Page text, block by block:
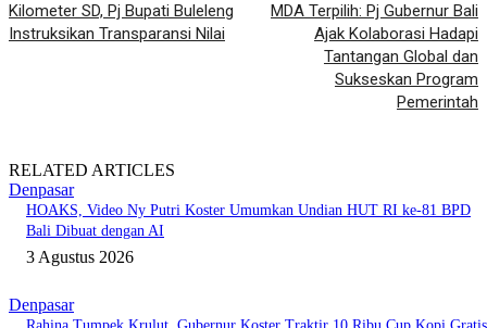
Kilometer SD, Pj Bupati Buleleng
Instruksikan Transparansi Nilai
MDA Terpilih: Pj Gubernur Bali
Ajak Kolaborasi Hadapi
Tantangan Global dan
Sukseskan Program
Pemerintah
RELATED ARTICLES
Denpasar
HOAKS, Video Ny Putri Koster Umumkan Undian HUT RI ke-81 BPD
Bali Dibuat dengan AI
3 Agustus 2026
Denpasar